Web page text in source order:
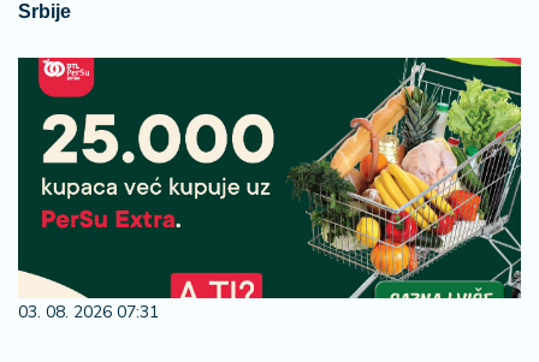
Srbije
03. 08. 2026 07:31